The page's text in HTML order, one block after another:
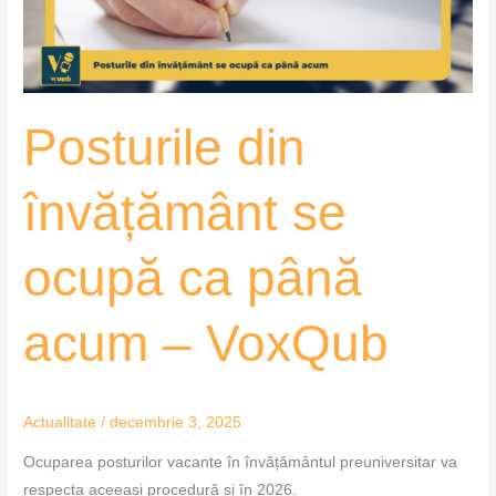
Posturile din
învățământ se
ocupă ca până
acum – VoxQub
Actualitate /decembrie 3, 2025
Ocuparea posturilor vacante în învățământul preuniversitar va
respecta aceeași procedură și în 2026.
acum